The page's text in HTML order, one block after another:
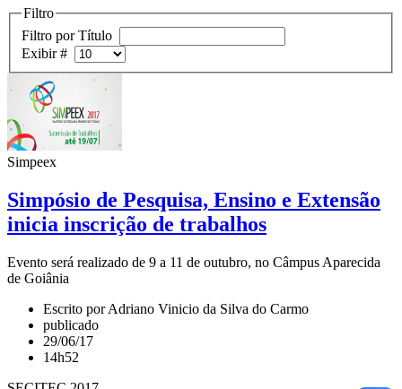
Filtro
Filtro por Título
Exibir #
Simpeex
Simpósio de Pesquisa, Ensino e Extensão
inicia inscrição de trabalhos
Evento será realizado de 9 a 11 de outubro, no Câmpus Aparecida
de Goiânia
Escrito por Adriano Vinicio da Silva do Carmo
publicado
29/06/17
14h52